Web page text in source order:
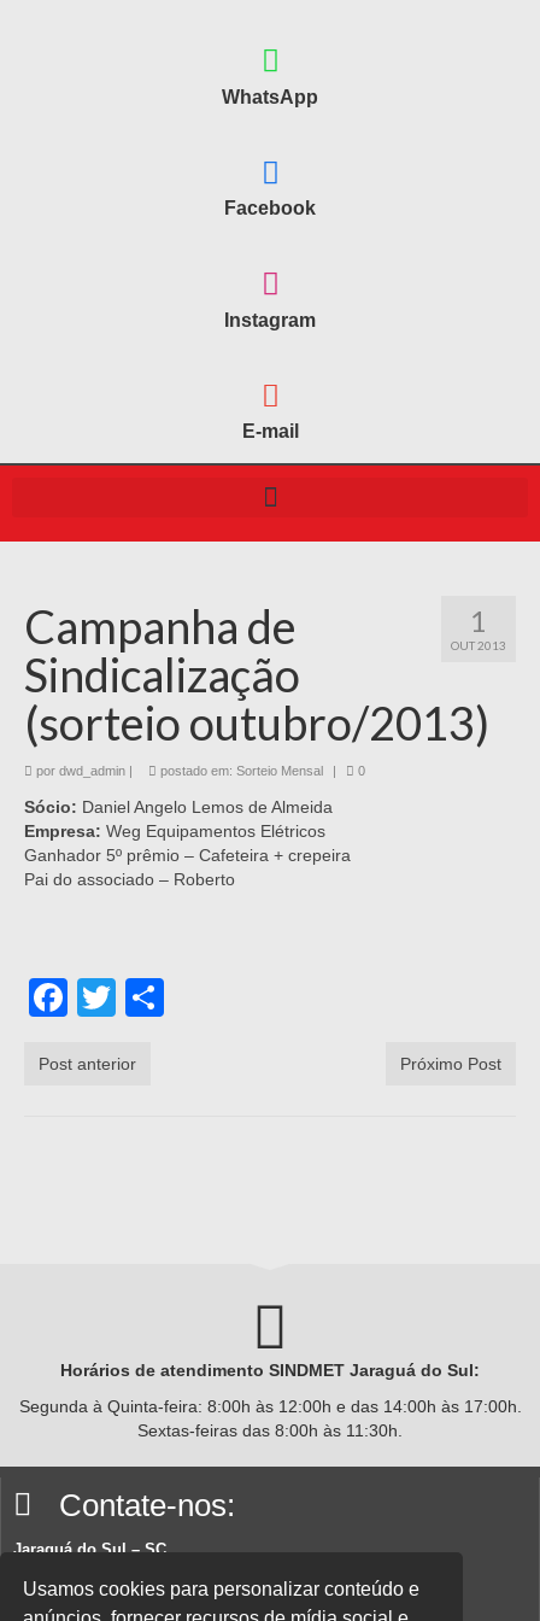
WhatsApp
Facebook
Instagram
E-mail
1
OUT 2013
Campanha de
Sindicalização
(sorteio outubro/2013)
por dwd_admin postado em: Sorteio Mensal 0
Sócio: Daniel Angelo Lemos de Almeida
Empresa: Weg Equipamentos Elétricos
Ganhador 5º prêmio – Cafeteira + crepeira
Pai do associado – Roberto
Facebook
Twitter
Post anterior Próximo Post
Horários de atendimento SINDMET Jaraguá do Sul:
Segunda à Quinta-feira: 8:00h às 12:00h e das 14:00h às 17:00h.
Sextas-feiras das 8:00h às 11:30h.
Contate-nos:
Jaraguá do Sul – SC
Rua João Planincheck, 157, Nova Brasília – CEP 89252-220.
Usamos cookies para personalizar conteúdo e